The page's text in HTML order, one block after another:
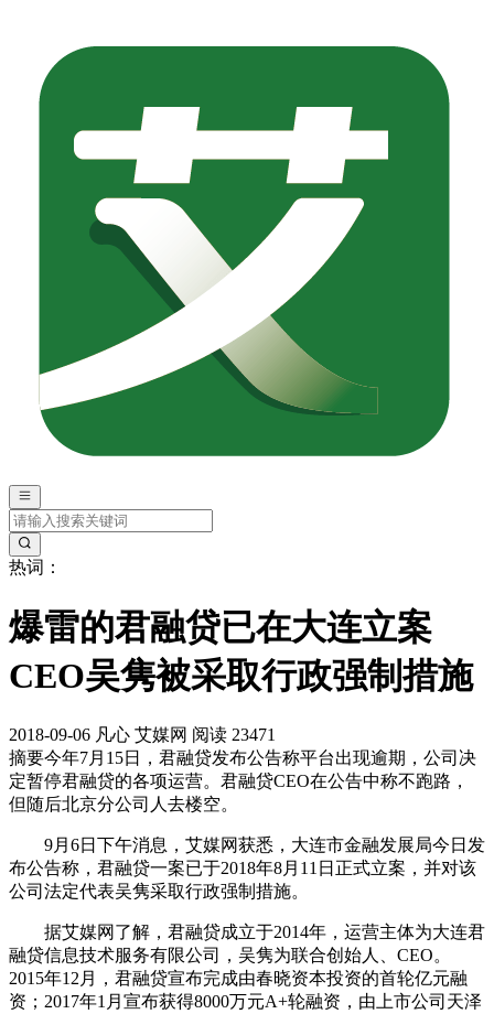
热词：
爆雷的君融贷已在大连立案
CEO吴隽被采取行政强制措施
2018-09-06 凡心 艾媒网 阅读 23471
摘要今年7月15日，君融贷发布公告称平台出现逾期，公司决
定暂停君融贷的各项运营。君融贷CEO在公告中称不跑路，
但随后北京分公司人去楼空。
9月6日下午消息，艾媒网获悉，大连市金融发展局今日发
布公告称，君融贷一案已于2018年8月11日正式立案，并对该
公司法定代表吴隽采取行政强制措施。
据艾媒网了解，君融贷成立于2014年，运营主体为大连君
融贷信息技术服务有限公司，吴隽为联合创始人、CEO。
2015年12月，君融贷宣布完成由春晓资本投资的首轮亿元融
资；2017年1月宣布获得8000万元A+轮融资，由上市公司天泽